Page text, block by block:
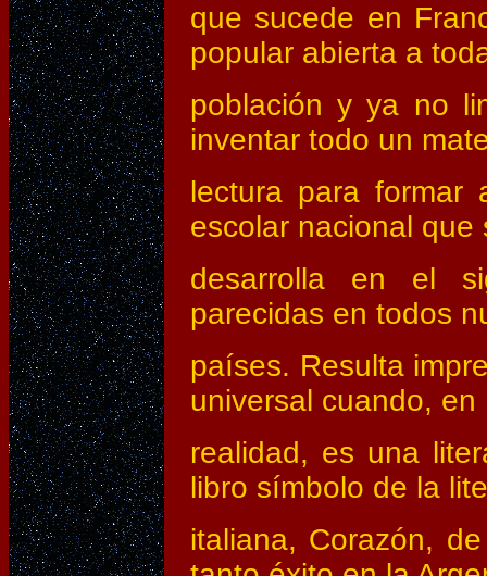
que sucede en
popular abierta a
población y ya no
inventar todo un
lectura para formar
escolar nacional que
desarrolla en el
parecidas en todos
países. Resulta
universal cuando, en
realidad, es una
libro símbolo de la
italiana, Corazón,